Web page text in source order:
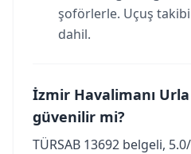
şoförlerle. Uçuş
dahil.
İzmir Havalimanı
güvenilir mi?
TÜRSAB 13692 belgeli,